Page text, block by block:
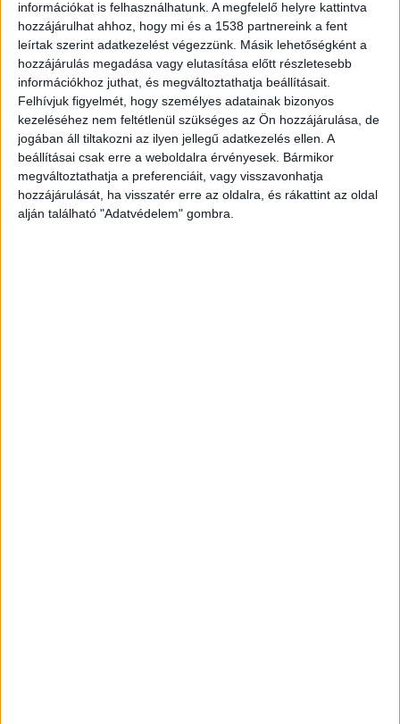
információkat is felhasználhatunk. A megfelelő helyre kattintva
hozzájárulhat ahhoz, hogy mi és a 1538 partnereink a fent
leírtak szerint adatkezelést végezzünk. Másik lehetőségként a
hozzájárulás megadása vagy elutasítása előtt részletesebb
információkhoz juthat, és megváltoztathatja beállításait.
Felhívjuk figyelmét, hogy személyes adatainak bizonyos
kezeléséhez nem feltétlenül szükséges az Ön hozzájárulása, de
jogában áll tiltakozni az ilyen jellegű adatkezelés ellen. A
beállításai csak erre a weboldalra érvényesek. Bármikor
megváltoztathatja a preferenciáit, vagy visszavonhatja
hozzájárulását, ha visszatér erre az oldalra, és rákattint az oldal
alján található "Adatvédelem" gombra.
Ma már ez nem az első eset
Vonat gázolt el egy embert Dunakeszin, a
Gyártelep vasútállomásnál kora délután. A
rendőrség és a katasztrófavédelem munkatársai
egy sátrat állítottak fel a helyszínen, ezért
valószínű, hogy az áldozat nem élte túl a
balesetet – írta abudapestkornyeke.hu.